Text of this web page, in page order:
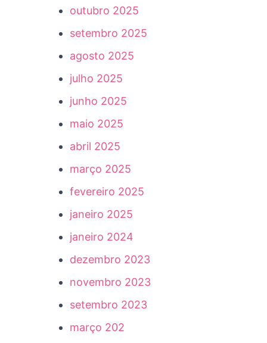
outubro 2025
setembro 2025
agosto 2025
julho 2025
junho 2025
maio 2025
abril 2025
março 2025
fevereiro 2025
janeiro 2025
janeiro 2024
dezembro 2023
novembro 2023
setembro 2023
março 202